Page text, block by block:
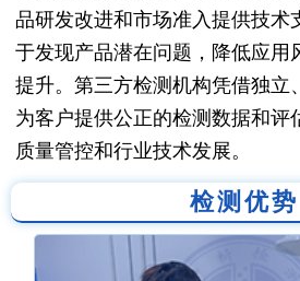
品研发改进和市场准入提供技术
于发现产品潜在问题，降低应用
提升。第三方检测机构凭借独立
为客户提供公正的检测数据和评
质量管控和行业技术发展。
检测优势